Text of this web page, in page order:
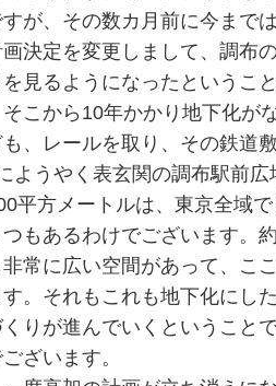
が、その数カ月前に今まで
決定を変更しまして、調布
見るようになったというこ
こから10年かかり地下化が
、レールを取り、その鉄道
ようやく表玄関の調布駅前
平方メートルは、東京全域
もあるわけでございます。
常に広い空間があって、こ
。それもこれも地下化にし
りが進んでいくということ
ざいます。